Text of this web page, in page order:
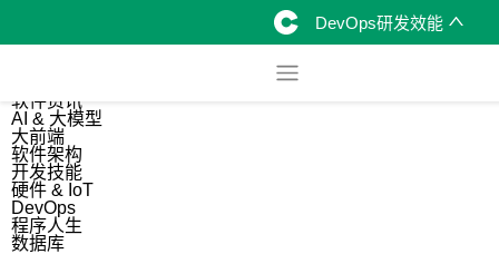
DevOps研发效能
软件资讯
AI & 大模型
大前端
软件架构
开发技能
硬件 & IoT
DevOps
程序人生
数据库